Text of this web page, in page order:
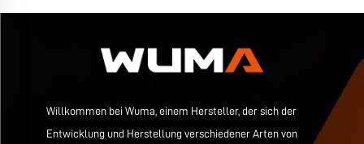
Willkommen bei Wuma, einem Hersteller, der sich der
Entwicklung und Herstellung verschiedener Arten von